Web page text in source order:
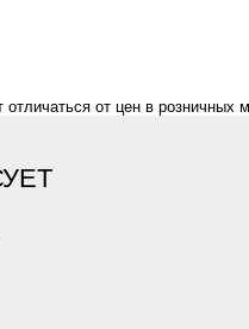
от цен в розничных